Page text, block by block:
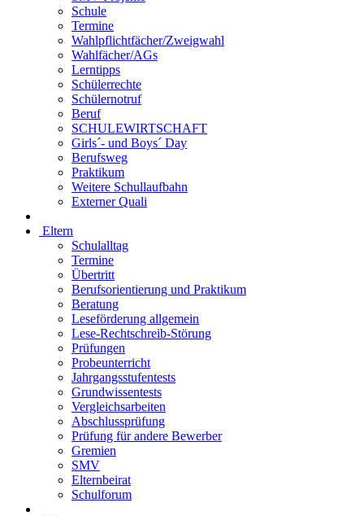
Schule
Termine
Wahlpflichtfächer/Zweigwahl
Wahlfächer/AGs
Lerntipps
Schülerrechte
Schülernotruf
Beruf
SCHULEWIRTSCHAFT
Girls´- und Boys´ Day
Berufsweg
Praktikum
Weitere Schullaufbahn
Externer Quali
Eltern
Schulalltag
Termine
Übertritt
Berufsorientierung und Praktikum
Beratung
Leseförderung allgemein
Lese-Rechtschreib-Störung
Prüfungen
Probeunterricht
Jahrgangsstufentests
Grundwissentests
Vergleichsarbeiten
Abschlussprüfung
Prüfung für andere Bewerber
Gremien
SMV
Elternbeirat
Schulforum